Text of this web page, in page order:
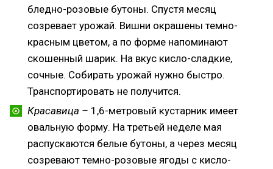
бледно-розовые бутоны. Спустя месяц
созревает урожай. Вишни окрашены темно-
красным цветом, а по форме напоминают
скошенный шарик. На вкус кисло-сладкие,
сочные. Собирать урожай нужно быстро.
Транспортировать не получится.
Красавица – 1,6-метровый кустарник имеет
овальную форму. На третьей неделе мая
распускаются белые бутоны, а через месяц
созревают темно-розовые ягоды с кисло-